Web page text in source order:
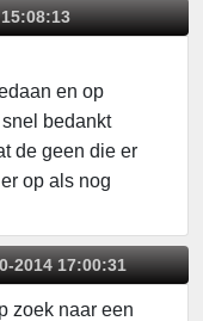
en op
bedankt
de geen die er
op als nog
2014 17:00:31
zoek naar een